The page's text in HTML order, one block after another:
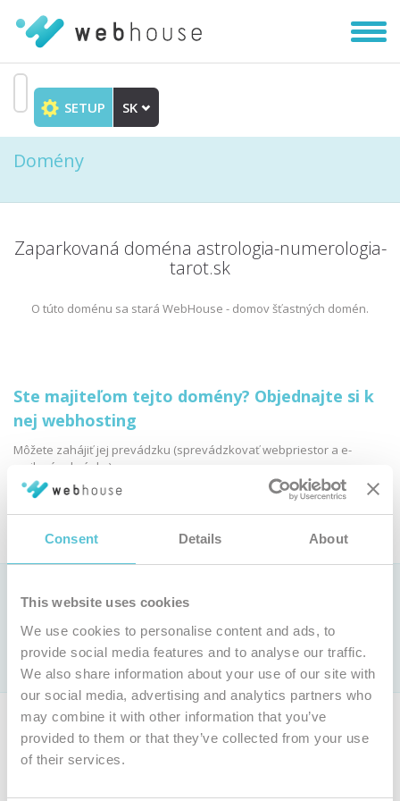
Consent Details About
This website uses cookies
We use cookies to personalise content and ads, to
provide social media features and to analyse our traffic.
We also share information about your use of our site with
our social media, advertising and analytics partners who
may combine it with other information that you’ve
provided to them or that they’ve collected from your use
of their services.
obsah
|
Skryť
SETUP SK
Domény
Zaparkovaná doména astrologia-numerologia-
tarot.sk
O túto doménu sa stará WebHouse - domov šťastných domén.
Ste majiteľom tejto domény? Objednajte si k
nej webhosting
Môžete zahájiť jej prevádzku (sprevádzkovať webpriestor a e-
mailové schránky):
Objednať webhosting
Ako si vybrať webhostingovú službu?
Pozrite siporovnanie parametrov webhostingových služieb »
Len u nás webhosting už od 0,9 € bez DPH mesačne (cenník)
s jedinečnougaranciou 100 % dostupnosti
Ak nie ste majiteľom tejto domény, môžete si objednať vlastnú
doménu a webhosting.
Objednať inú doménu